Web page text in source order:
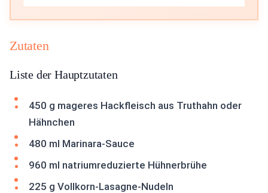
Zutaten
Liste der Hauptzutaten
450 g mageres Hackfleisch aus Truthahn oder
Hähnchen
480 ml Marinara-Sauce
960 ml natriumreduzierte Hühnerbrühe
225 g Vollkorn-Lasagne-Nudeln